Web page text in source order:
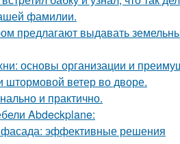
фамилии.
предлагают выдавать
основы организации и
ветер во дворе.
и практично.
Abdeckplane:
фасада: эффективные решения